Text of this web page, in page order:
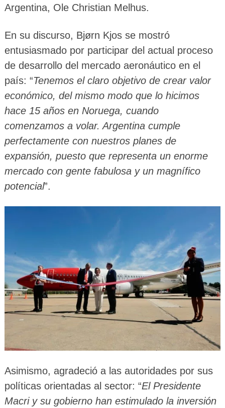
Argentina, Ole Christian Melhus.
En su discurso, Bjørn Kjos se mostró
entusiasmado por participar del actual proceso
de desarrollo del mercado aeronáutico en el
país: “Tenemos el claro objetivo de crear valor
económico, del mismo modo que lo hicimos
hace 15 años en Noruega, cuando
comenzamos a volar. Argentina cumple
perfectamente con nuestros planes de
expansión, puesto que representa un enorme
mercado con gente fabulosa y un magnífico
potencial”.
Asimismo, agradeció a las autoridades por sus
políticas orientadas al sector: “El Presidente
Macri y su gobierno han estimulado la inversión